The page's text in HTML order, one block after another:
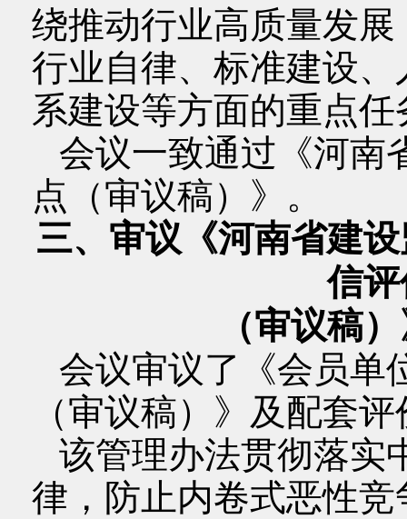
绕推动行业高质量发
行业自律、标准建设
系建设等方面的重点
会议一致通过《河南
点（审议稿）》。
三、审议《河南省建
信
（审议稿
会议审议了《会员单
（审议稿）》及配套
该管理办法贯彻落实
律，防止内卷式恶性